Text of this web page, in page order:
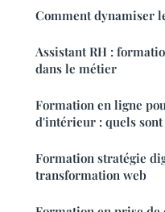
Comment dynamiser
Assistant RH :
dans le métier
Formation en ligne
d'intérieur : quels sont
Formation stratégie
transformation web